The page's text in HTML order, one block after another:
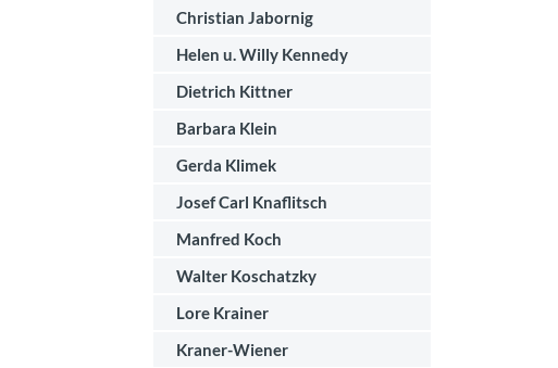
Christian Jabornig
Helen u. Willy Kennedy
Dietrich Kittner
Barbara Klein
Gerda Klimek
Josef Carl Knaflitsch
Manfred Koch
Walter Koschatzky
Lore Krainer
Kraner-Wiener